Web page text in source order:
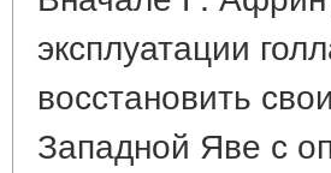
эксплуатации
восстановить
Западной Яве с